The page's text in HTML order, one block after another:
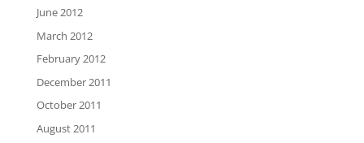
June 2012
March 2012
February 2012
December 2011
October 2011
August 2011